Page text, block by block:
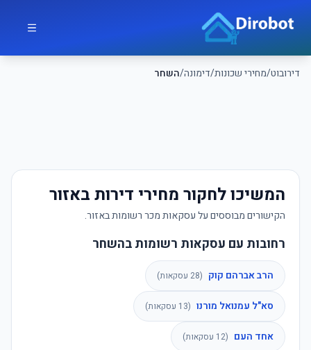
דירובוט/מחירי שכונות/דימונה/השחר
דירובוט
המשיכו לחקור מחירי דירות באזור
הקישורים מבוססים על עסקאות מכר רשומות באזור.
רחובות עם עסקאות רשומות בהשחר
הרב אברהם קוק (
28 עסקאות)
סא"ל עמנואל מורנו (
13 עסקאות)
אחד העם (
12 עסקאות)